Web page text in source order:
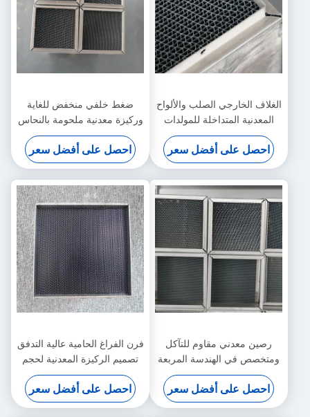
الغلاف الخارجي الصلب والألواح
المعدنية المتداخلة للمولدات
الطارئة الثابتة
احصل على أفضل سعر
ضغط خلفي منخفض للغاية
وركيزة معدنية ملحومة بالنحاس
لتوربينات الغاز الصناعية
احصل على أفضل سعر
رصين معدني مقاوم للتآكل
ومتخصص في الهندسة المربعة
لمعالجة غازات العادم البحرية
احصل على أفضل سعر
فرن الفراغ الحامية عالية التدفق
تصميم الركيزة المعدنية لحجم
غاز كبير DeNOx
احصل على أفضل سعر